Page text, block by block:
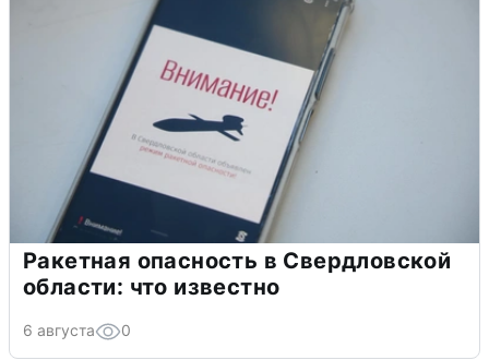
Ракетная опасность в Свердловской
области: что известно
6 августа 0